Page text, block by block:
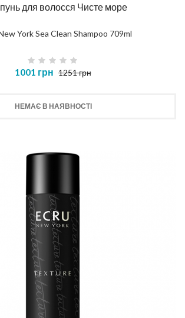
для волосся Чисте море
York Sea Clean Shampoo 709ml
1001 грн 1251 грн
НЕМАЄ В НАЯВНОСТІ